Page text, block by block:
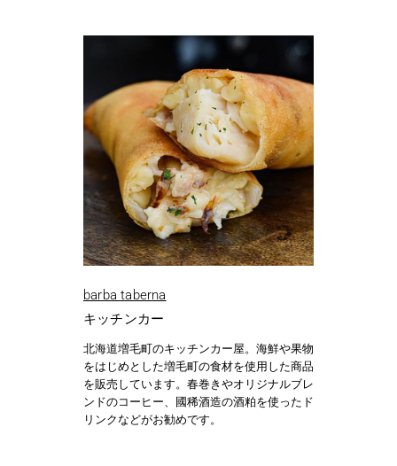
barba taberna
キッチンカー
北海道増毛町のキッチンカー屋。海鮮や果物
をはじめとした増毛町の食材を使用した商品
を販売しています。春巻きやオリジナルブレ
ンドのコーヒー、國稀酒造の酒粕を使ったド
リンクなどがお勧めです。